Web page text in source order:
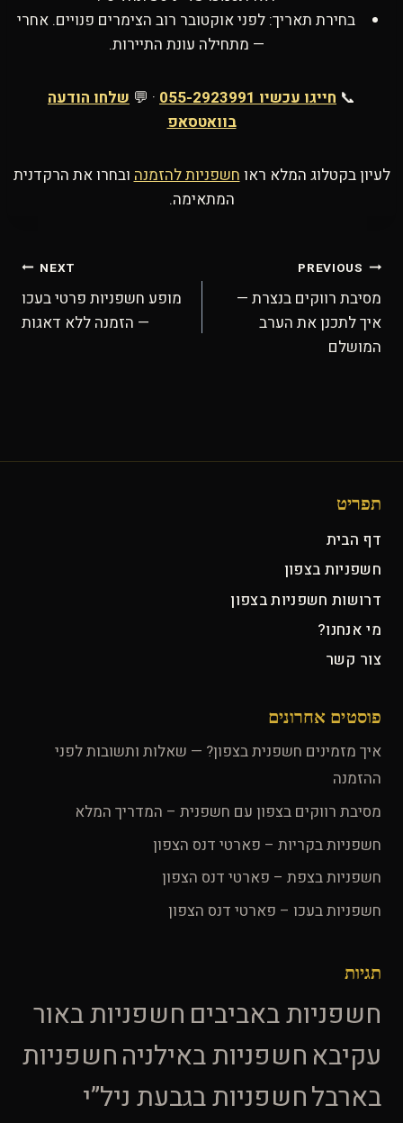
בחירת תאריך: לפני אוקטובר רוב הצימרים פנויים. אחרי
— מתחילה עונת התיירות.
📞 חייגו עכשיו 055-2923991 · 💬 שלחו הודעה
בוואטסאפ
לעיון בקטלוג המלא ראוחשפניות להזמנהובחרו את הרקדנית
המתאימה.
ניווט
PREVIOUS
מסיבת רווקים בנצרת —
איך לתכנן את הערב
המושלם
NEXT
מופע חשפניות פרטי בעכו
— הזמנה ללא דאגות
תפריט
דף הבית
חשפניות בצפון
דרושות חשפניות בצפון
מי אנחנו?
צור קשר
פוסטים אחרונים
איך מזמינים חשפנית בצפון? — שאלות ותשובות לפני
ההזמנה
מסיבת רווקים בצפון עם חשפנית – המדריך המלא
חשפניות בקריות – פארטי דנס הצפון
חשפניות בצפת – פארטי דנס הצפון
חשפניות בעכו – פארטי דנס הצפון
תגיות
חשפניות באביבים חשפניות באור
עקיבאחשפניות באילניהחשפניות
בארבלחשפניות בגבעת ניל”י